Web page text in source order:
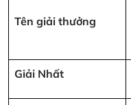
Tên giải thưởng
Giải Nhất